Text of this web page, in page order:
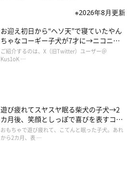
※2026年8月更新
お迎え初日から“ヘソ天”で寝ていたやん
ちゃなコーギー子犬が7才に→ニコニ
コ“コーギースマイル”が魅力のコに成
長！
ご紹介するのは、X（旧Twitter）ユーザー＠
Kus1oK …
遊び疲れてスヤスヤ眠る柴犬の子犬→2
カ月後、笑顔としっぽで喜びを表すコに
成長！
おもちゃで遊び疲れて、こてんと眠った子犬。あれ
から2カ月、表 …